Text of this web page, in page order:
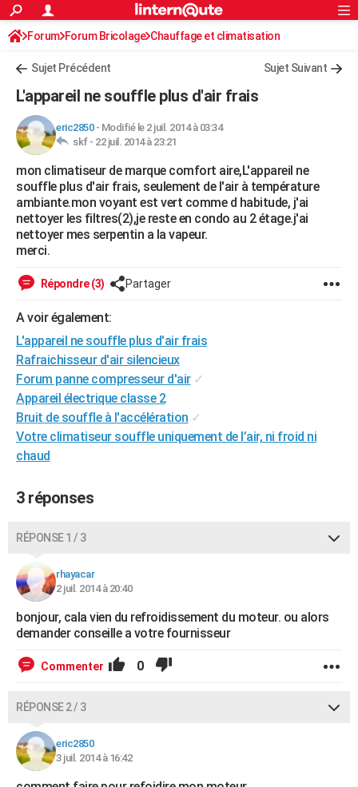
ACTUALITÉS
Politique
Société
Faits Divers
Education
Monde
Villes
+
FINANCE
Retraite
Impôts
Epargne
Immobilier
Risques naturels par ville
Banque
Assurance
Crédit
AUTO
Essais
Réserver un essai
Citadines
Berlines
SUV
Forum auto
+HIGH-TECH
Mobiles
Meilleur smartphone
Internet
Ordinateurs
Jeux vidéo
Guide high-tech
+BRICOLAGE
Forum
Aménagement intérieur
Extérieur
Cuisine
Salle de bains
Jardinage
Rangement
WEEK-END
Guides de France
Escapades
Patrimoine
Expositions
Musées
Week-end nature
LIFESTYLE
SANTE
Alimentation
Guide de la santé
Maladies
Médicaments
Sommeil
VOYAGE
Destinations
City break
Voyage nature
Voyage de noces
Forum
Climat
+PHOTO
GUIDES D'ACHAT
BONS PLANS
Carte de Noël
Carte Bonne année
Carte Saint-Valentin
Carte Pâques
Carte d'anniversaire
DICTIONNAIRE
Dictionnaire
Biographies
Citations
Expressions
Proverbes
PROGRAMME TV
COPAINS D'AVANT
S'inscrire
Se connecter
Lycées
Collèges
Primaires
Universités
Entreprises
Service militaire
Avis de recherche
AVIS DE DÉCÈS
FORUM
Bricolage
Lifestyle
Culture
Sport
Auto
Television
Voyage
Cinema
Rechercher
S'inscrire
Connexion
Forum Forum Bricolage Chauffage et climatisation
Sujet Précédent Sujet Suivant
L'appareil ne souffle plus d'air frais
eric2850- Modifié le 2 juil. 2014 à 03:34
skf - 22 juil. 2014 à 23:21
mon climatiseur de marque comfort aire,L'appareil ne
souffle plus d'air frais, seulement de l'air à température
ambiante.mon voyant est vert comme d habitude, j'ai
nettoyer les filtres(2),je reste en condo au 2 étage.j'ai
nettoyer mes serpentin a la vapeur.
merci.
Répondre (3) Partager
A voir également:
L'appareil ne souffle plus d'air frais
Rafraichisseur d'air silencieux
Forum panne compresseur d'air ✓
Appareil électrique classe 2
Bruit de souffle à l'accélération ✓
Votre climatiseur souffle uniquement de l’air, ni froid ni
chaud
3 réponses
RÉPONSE 1 / 3
rhayacar
2 juil. 2014 à 20:40
bonjour, cala vien du refroidissement du moteur. ou alors
demander conseille a votre fournisseur
Commenter 0
RÉPONSE 2 / 3
eric2850
3 juil. 2014 à 16:42